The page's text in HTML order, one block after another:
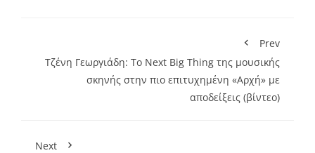
Prev
Τζένη Γεωργιάδη: Το Next Big Thing της μουσικής
σκηνής στην πιο επιτυχημένη «Αρχή» με
αποδείξεις (βίντεο)
Next